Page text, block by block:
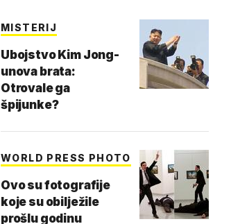
MISTERIJ
Ubojstvo Kim Jong-
unova brata:
Otrovale ga
špijunke?
WORLD PRESS PHOTO
Ovo su fotografije
koje su obilježile
prošlu godinu